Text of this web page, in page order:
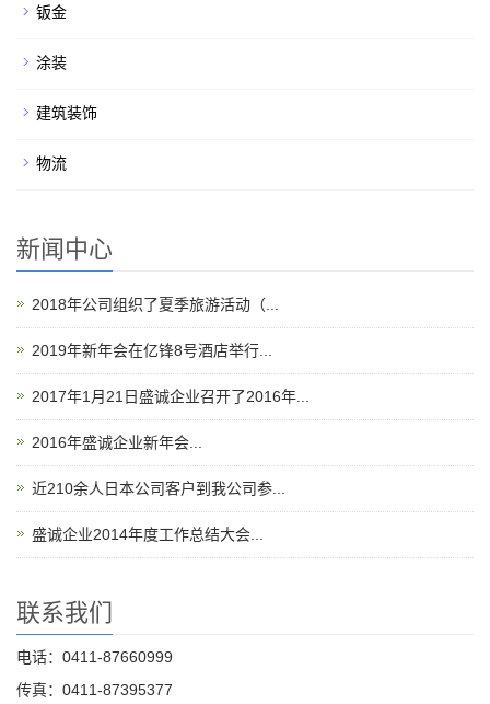
钣金
涂装
建筑装饰
物流
新闻中心
2018年公司组织了夏季旅游活动（...
2019年新年会在亿锋8号酒店举行...
2017年1月21日盛诚企业召开了2016年...
2016年盛诚企业新年会...
近210余人日本公司客户到我公司参...
盛诚企业2014年度工作总结大会...
联系我们
电话：0411-87660999
传真：0411-87395377